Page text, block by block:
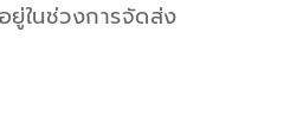
ในช่วงการจัดส่ง